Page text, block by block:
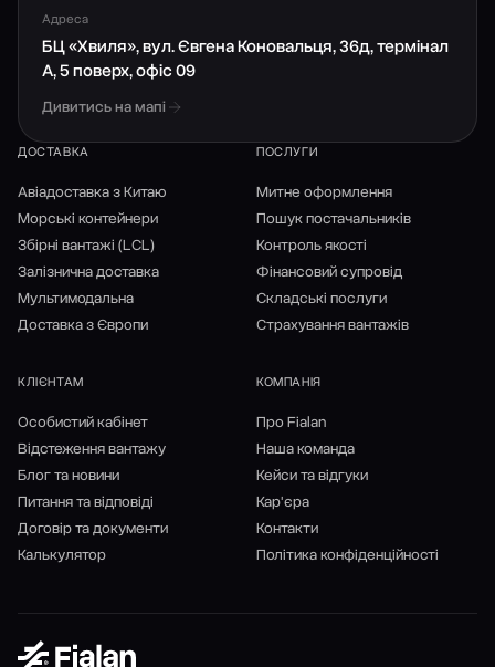
Адреса
БЦ «Хвиля», вул. Євгена Коновальця, 36д, термінал
А, 5 поверх, офіс 09
Дивитись на мапі
ДОСТАВКА
Авіадоставка з Китаю
Морські контейнери
Збірні вантажі (LCL)
Залізнична доставка
Мультимодальна
Доставка з Європи
ПОСЛУГИ
Митне оформлення
Пошук постачальників
Контроль якості
Фінансовий супровід
Складські послуги
Страхування вантажів
КЛІЄНТАМ
Особистий кабінет
Відстеження вантажу
Блог та новини
Питання та відповіді
Договір та документи
Калькулятор
КОМПАНІЯ
Про Fialan
Наша команда
Кейси та відгуки
Кар'єра
Контакти
Політика конфіденційності